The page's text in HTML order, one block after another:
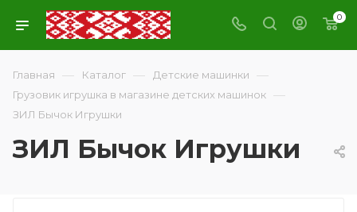
0
Главная — Каталог — Детские машинки —
Грузовик игрушка в магазине детских машинок —
ЗИЛ Бычок Игрушки
ЗИЛ Бычок Игрушки